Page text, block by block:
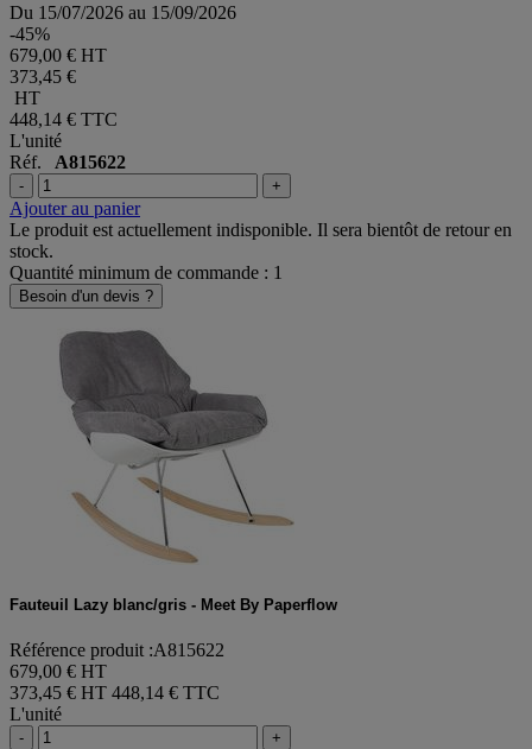
Du 15/07/2026 au 15/09/2026
-45%
679,00 € HT
373,45 €
HT
448,14 € TTC
L'unité
Réf. A815622
- +
Ajouter au panier
Le produit est actuellement indisponible. Il sera bientôt de retour en
stock.
Quantité minimum de commande : 1
Besoin d'un devis ?
Fauteuil Lazy blanc/gris - Meet By Paperflow
Référence produit :A815622
679,00 € HT
373,45 € HT 448,14 € TTC
L'unité
- +